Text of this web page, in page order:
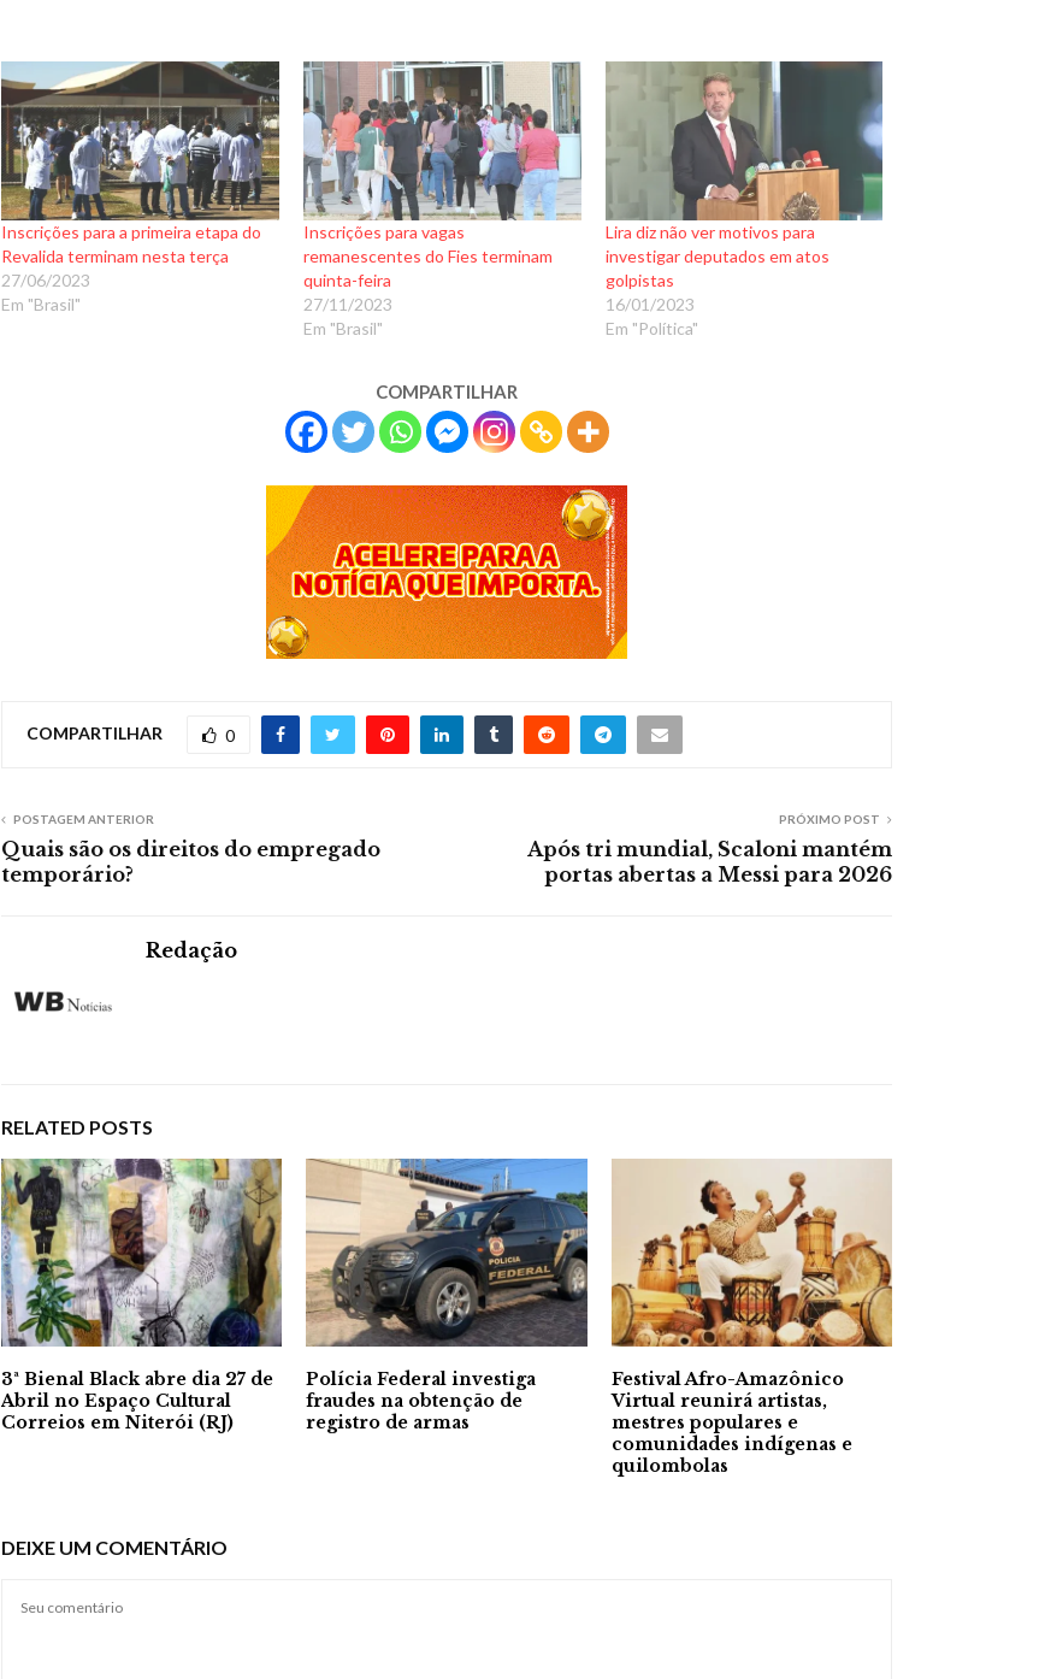
Inscrições para a primeira etapa do
Revalida terminam nesta terça
27/06/2023
Em "Brasil"
Inscrições para vagas
remanescentes do Fies terminam
quinta-feira
27/11/2023
Em "Brasil"
Lira diz não ver motivos para
investigar deputados em atos
golpistas
16/01/2023
Em "Política"
COMPARTILHAR
COMPARTILHAR 0
POSTAGEM ANTERIOR
Quais são os direitos do empregado
temporário?
PRÓXIMO POST
Após tri mundial, Scaloni mantém
portas abertas a Messi para 2026
Redação
RELATED POSTS
3ª Bienal Black abre dia 27 de
Abril no Espaço Cultural
Correios em Niterói (RJ)
Polícia Federal investiga
fraudes na obtenção de
registro de armas
Festival Afro-Amazônico
Virtual reunirá artistas,
mestres populares e
comunidades indígenas e
quilombolas
DEIXE UM COMENTÁRIO